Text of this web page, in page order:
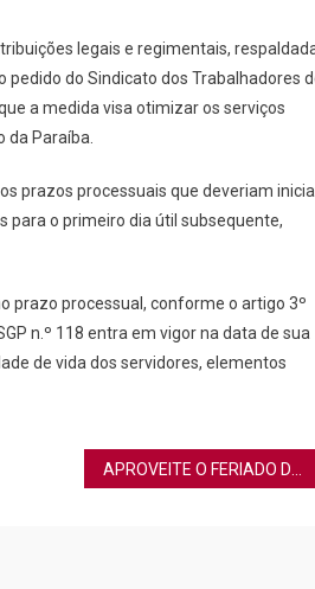
legais e regimentais,
do Sindicato dos Trabalhadores
a medida visa otimizar os serviços
da Paraíba.
prazos processuais que deveriam
para o primeiro dia útil subsequente,
prazo processual, conforme o artigo 3º
n.º 118 entra em vigor na data de sua
de vida dos servidores, elementos
APROVEITE O FERIADO DA INDEPENDÊNCIA! SINDJUF/PB ANUNCIA DIA DE DESCANSO EM 08 DE SETEMBRO